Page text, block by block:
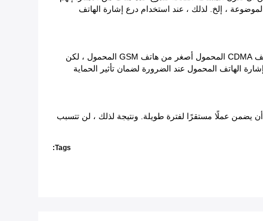
الموضوعة ، إلخ. لذلك ، عند استخدام درع إشارة الهاتف
ج: هذا سؤال جيد. لأن أداء CDMA للهاتف المحمول في مكافحة التداخل أعلى بكثير من أداء الهاتف المحمول GSM ، ومسافة التدريع الفعالة لهاتف CDMA المحمول أصغر من هاتف GSM المحمول ، لكن
منع إشارة الهاتف المحمول عند الضرورة لضمان تأثير الحماية
يضمن عملًا مستقرًا لفترة طويلة. ونتيجة لذلك ، لن تتسبب
Tags: